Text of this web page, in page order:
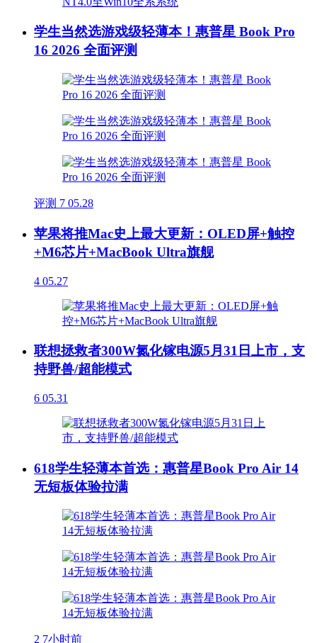
学生当然选游戏级轻薄本！惠普星 Book Pro
16 2026 全面评测
评测 7 05.28
苹果将推Mac史上最大更新：OLED屏+触控
+M6芯片+MacBook Ultra旗舰
4 05.27
联想拯救者300W氮化镓电源5月31日上市，支
持野兽/超能模式
6 05.31
618学生轻薄本首选：惠普星Book Pro Air 14
无短板体验拉满
2 7小时前